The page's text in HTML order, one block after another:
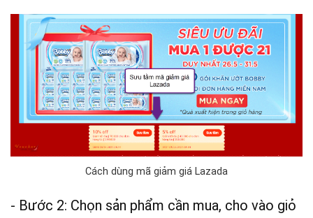
Cách dùng mã giảm giá Lazada
- Bước 2: Chọn sản phẩm cần mua, cho vào giỏ